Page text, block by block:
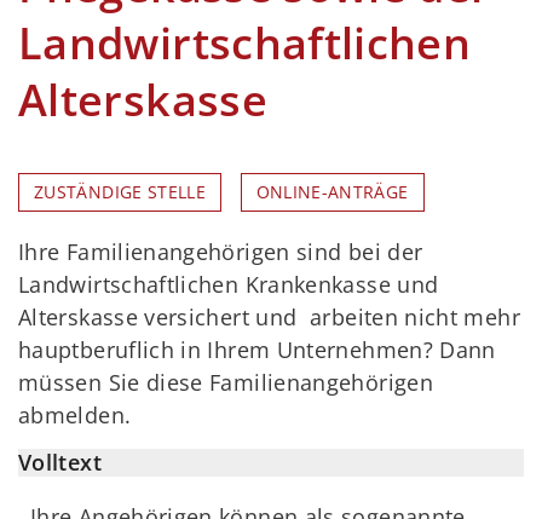
Landwirtschaftlichen
Alterskasse
ZUSTÄNDIGE STELLE ONLINE-ANTRÄGE
Ihre Familienangehörigen sind bei der
Landwirtschaftlichen Krankenkasse und
Alterskasse versichert und arbeiten nicht mehr
hauptberuflich in Ihrem Unternehmen? Dann
müssen Sie diese Familienangehörigen
abmelden.
Volltext